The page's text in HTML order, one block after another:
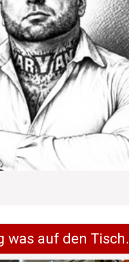
was auf den Tisch.